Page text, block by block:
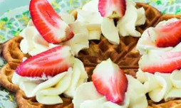
Päästä lapset keittiöön ja tehkää
Ruoanlaiton ei tarvitse olla, eikä se
Nuorempi kokki tarvitsee
onnistuttekin varmasti yhdessä.
vanhempienkin lempiruokia,
löydät kattavan osion lapsiperheiden
leivonnaisista. Mikään mestarileipuri
järjestääkseen lastenjuhliin hyvää